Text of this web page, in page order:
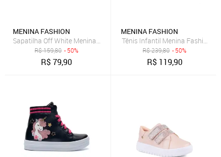
MENINA FASHION
Sapatilha Off White Menina Infantil Biqueira E Laço Fashion
R$159,80 - 50%
R$79,90
MENINA FASHION
Tênis Infantil Menina Fashion
R$239,80 - 50%
R$ 119,90